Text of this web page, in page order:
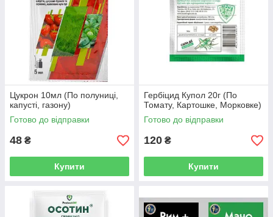
Цукрон 10мл (По полуниці,
капусті, газону)
Готово до відправки
48 ₴
Купити
Гербіцид Купол 20г (По
Томату, Картошке, Морковке)
Готово до відправки
120 ₴
Купити